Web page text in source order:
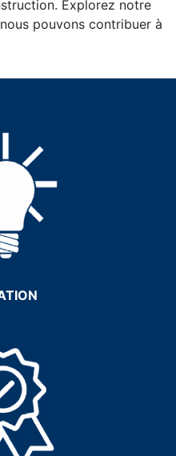
Explorez notre
pouvons contribuer à